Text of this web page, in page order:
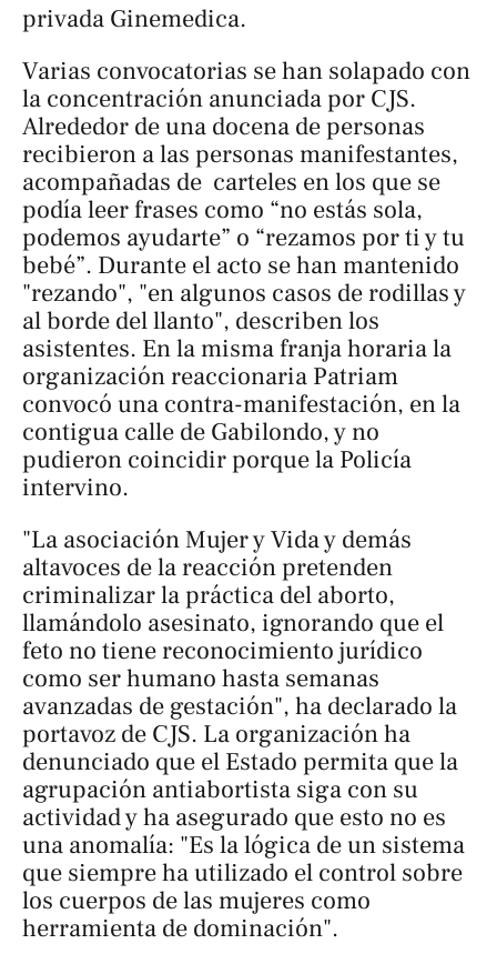
privada Ginemedica.
Varias convocatorias se han solapado con
la concentración anunciada por CJS.
Alrededor de una docena de personas
recibieron a las personas manifestantes,
acompañadas de carteles en los que se
podía leer frases como “no estás sola,
podemos ayudarte” o “rezamos por ti y tu
bebé”. Durante el acto se han mantenido
"rezando", "en algunos casos de rodillas y
al borde del llanto", describen los
asistentes. En la misma franja horaria la
organización reaccionaria Patriam
convocó una contra-manifestación, en la
contigua calle de Gabilondo, y no
pudieron coincidir porque la Policía
intervino.
"La asociación Mujer y Vida y demás
altavoces de la reacción pretenden
criminalizar la práctica del aborto,
llamándolo asesinato, ignorando que el
feto no tiene reconocimiento jurídico
como ser humano hasta semanas
avanzadas de gestación", ha declarado la
portavoz de CJS. La organización ha
denunciado que el Estado permita que la
agrupación antiabortista siga con su
actividad y ha asegurado que esto no es
una anomalía: "Es la lógica de un sistema
que siempre ha utilizado el control sobre
los cuerpos de las mujeres como
herramienta de dominación".